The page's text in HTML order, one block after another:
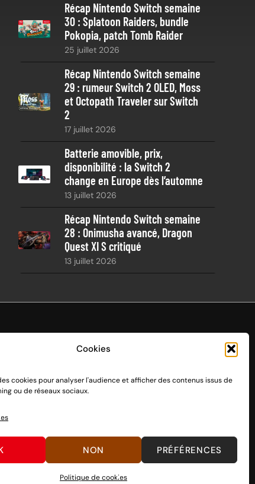
Cookies
cookies pour analyser l'audience et afficher des contenus issus de
ou de réseaux sociaux.
NON PRÉFÉRENCES
Politique de cookies
Récap Nintendo Switch semaine
30 : Splatoon Raiders, bundle
Pokopia, patch Tomb Raider
25 juillet 2026
Récap Nintendo Switch semaine
29 : rumeur Switch 2 OLED, Moss
et Octopath Traveler sur Switch
2
17 juillet 2026
Batterie amovible, prix,
disponibilité : la Switch 2
change en Europe dès l’automne
13 juillet 2026
Récap Nintendo Switch semaine
28 : Onimusha avancé, Dragon
Quest XI S critiqué
13 juillet 2026
Switch 1 et 2, sortie le 3 mars 2017.
par des dons, découvrez